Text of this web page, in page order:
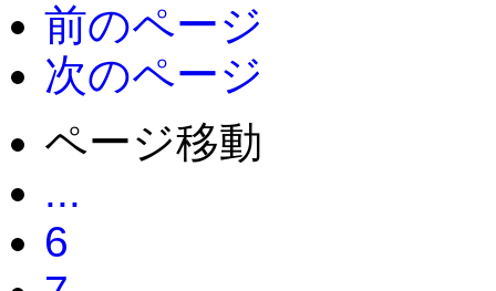
前のページ
次のページ
ページ移動
...
6